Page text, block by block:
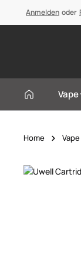
Zur
Anmelden oder
Vape
Home Vape
Bildergalerie